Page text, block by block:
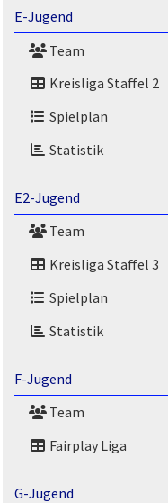
E-Jugend
Team
Kreisliga Staffel 2
Spielplan
Statistik
E2-Jugend
Team
Kreisliga Staffel 3
Spielplan
Statistik
F-Jugend
Team
Fairplay Liga
G-Jugend